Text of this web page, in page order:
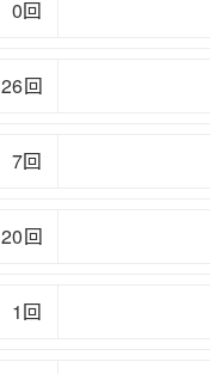
0回
26回
7回
20回
1回